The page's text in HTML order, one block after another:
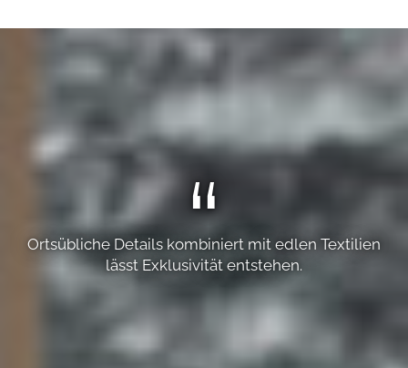
Ortsübliche Details kombiniert mit edlen Textilien
lässt Exklusivität entstehen.